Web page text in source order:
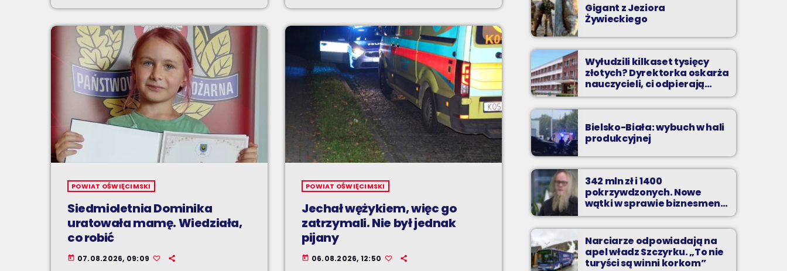
POWIAT OŚWIĘCIMSKI
Siedmioletnia Dominika
uratowała mamę. Wiedziała,
co robić
today 07.08.2026, 09:09
POWIAT OŚWIĘCIMSKI
Jechał wężykiem, więc go
zatrzymali. Nie był jednak
pijany
today 06.08.2026, 12:50
Gigant z Jeziora
Żywieckiego
Wyłudzili kilkaset tysięcy
złotych? Dyrektorka oskarża
nauczycieli, ci odpierają
zarzuty
Bielsko-Biała: wybuch w hali
produkcyjnej
342 mln zł i 1400
pokrzywdzonych. Nowe
wątki w sprawie biznesmena
z Bielska-Białej
Narciarze odpowiadają na
apel władz Szczyrku. „To nie
turyści są winni korkom”